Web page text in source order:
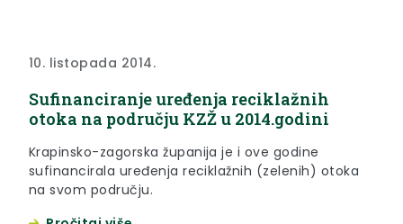
10. listopada 2014.
Sufinanciranje uređenja reciklažnih
otoka na području KZŽ u 2014.godini
Krapinsko-zagorska županija je i ove godine
sufinancirala uređenja reciklažnih (zelenih) otoka
na svom području.